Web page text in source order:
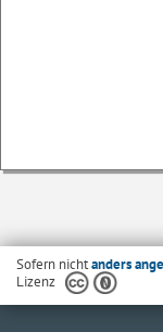
Sofern nichtanders
Lizenz